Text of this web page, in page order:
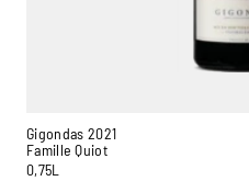
Gigondas 2021
Famille Quiot
0,75L